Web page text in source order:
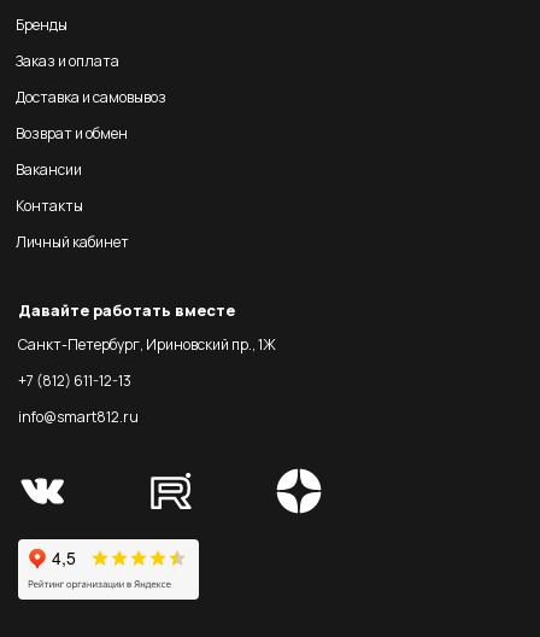
Бренды
Заказ и оплата
Доставка и самовывоз
Возврат и обмен
Вакансии
Контакты
Личный кабинет
Давайте работать вместе
Санкт-Петербург, Ириновский пр., 1Ж
+7 (812) 611-12-13
info@smart812.ru